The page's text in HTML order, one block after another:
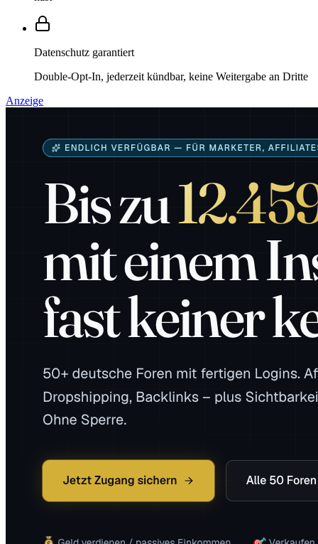
Datenschutz garantiert
Double-Opt-In, jederzeit kündbar, keine Weitergabe an Dritte
Anzeige